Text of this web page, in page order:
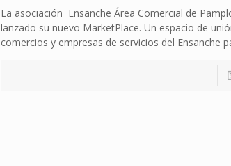
La asociación Ensanche Área Comercial de
lanzado su nuevo MarketPlace. Un espacio de
comercios y empresas de servicios del Ensanche